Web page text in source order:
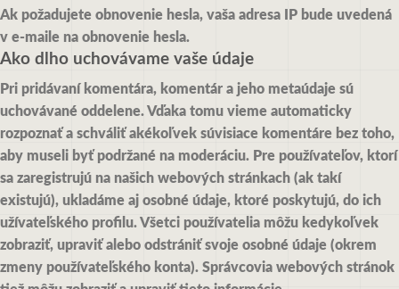
Ak požadujete obnovenie hesla, vaša adresa IP bude uvedená
v e-maile na obnovenie hesla.
Ako dlho uchovávame vaše údaje
Pri pridávaní komentára, komentár a jeho metaúdaje sú
uchovávané oddelene. Vďaka tomu vieme automaticky
rozpoznať a schváliť akékoľvek súvisiace komentáre bez toho,
aby museli byť podržané na moderáciu. Pre používateľov, ktorí
sa zaregistrujú na našich webových stránkach (ak takí
existujú), ukladáme aj osobné údaje, ktoré poskytujú, do ich
užívateľského profilu. Všetci používatelia môžu kedykoľvek
zobraziť, upraviť alebo odstrániť svoje osobné údaje (okrem
zmeny používateľského konta). Správcovia webových stránok